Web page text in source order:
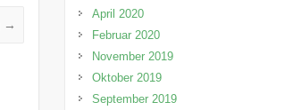
→
April 2020
Februar 2020
November 2019
Oktober 2019
September 2019